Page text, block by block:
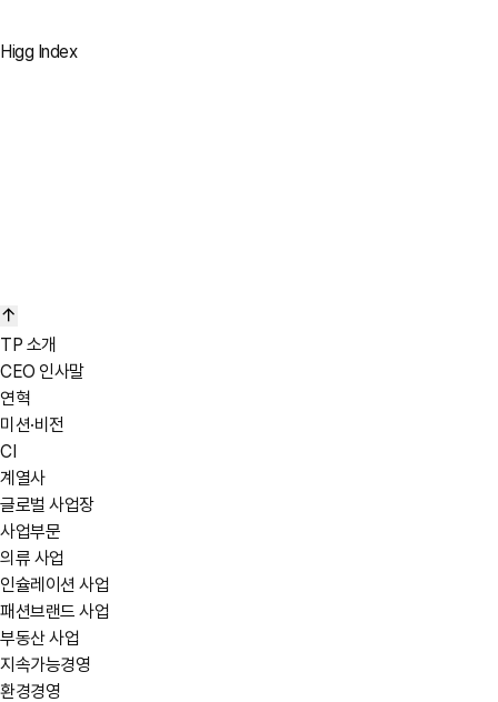
Higg Index
바로가기
TP 소개
CEO 인사말
연혁
미션·비전
CI
계열사
글로벌 사업장
사업부문
의류 사업
인슐레이션 사업
패션브랜드 사업
부동산 사업
지속가능경영
환경경영